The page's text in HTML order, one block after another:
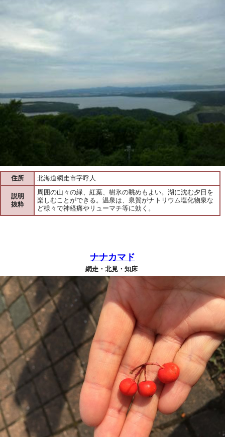
住所 北海道網走市字呼人
説明
抜粋
周囲の山々の緑、紅葉、樹氷の眺めもよい。湖に沈む夕日を
楽しむことができる。温泉は、泉質がナトリウム塩化物泉な
ど様々で神経痛やリューマチ等に効く。
ナナカマド
網走・北見・知床